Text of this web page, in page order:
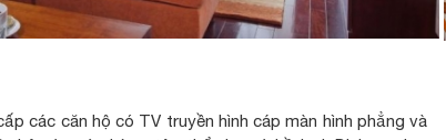
các căn hộ có TV truyền hình cáp màn hình phẳng và